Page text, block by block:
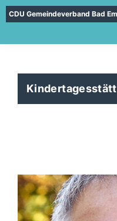
CDU Gemeindeverband Bad